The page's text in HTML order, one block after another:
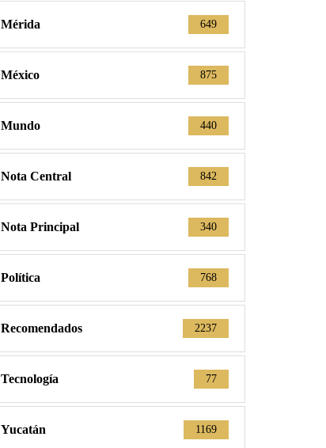
Mérida 649
México 875
Mundo 440
Nota Central 842
Nota Principal 340
Política 768
Recomendados 2237
Tecnología 77
Yucatán 1169